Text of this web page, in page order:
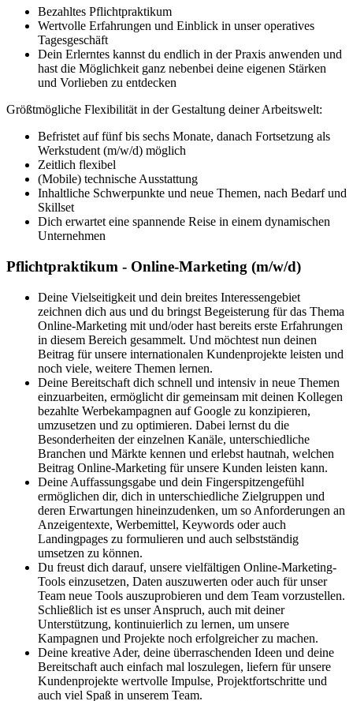
Bezahltes Pflichtpraktikum
Wertvolle Erfahrungen und Einblick in unser operatives
Tagesgeschäft
Dein Erlerntes kannst du endlich in der Praxis anwenden und
hast die Möglichkeit ganz nebenbei deine eigenen Stärken
und Vorlieben zu entdecken
Größtmögliche Flexibilität in der Gestaltung deiner Arbeitswelt:
Befristet auf fünf bis sechs Monate, danach Fortsetzung als
Werkstudent (m/w/d) möglich
Zeitlich flexibel
(Mobile) technische Ausstattung
Inhaltliche Schwerpunkte und neue Themen, nach Bedarf und
Skillset
Dich erwartet eine spannende Reise in einem dynamischen
Unternehmen
Pflichtpraktikum - Online-Marketing (m/w/d)
Deine Vielseitigkeit und dein breites Interessengebiet
zeichnen dich aus und du bringst Begeisterung für das Thema
Online-Marketing mit und/oder hast bereits erste Erfahrungen
in diesem Bereich gesammelt. Und möchtest nun deinen
Beitrag für unsere internationalen Kundenprojekte leisten und
noch viele, weitere Themen lernen.
Deine Bereitschaft dich schnell und intensiv in neue Themen
einzuarbeiten, ermöglicht dir gemeinsam mit deinen Kollegen
bezahlte Werbekampagnen auf Google zu konzipieren,
umzusetzen und zu optimieren. Dabei lernst du die
Besonderheiten der einzelnen Kanäle, unterschiedliche
Branchen und Märkte kennen und erlebst hautnah, welchen
Beitrag Online-Marketing für unsere Kunden leisten kann.
Deine Auffassungsgabe und dein Fingerspitzengefühl
ermöglichen dir, dich in unterschiedliche Zielgruppen und
deren Erwartungen hineinzudenken, um so Anforderungen an
Anzeigentexte, Werbemittel, Keywords oder auch
Landingpages zu formulieren und auch selbstständig
umsetzen zu können.
Du freust dich darauf, unsere vielfältigen Online-Marketing-
Tools einzusetzen, Daten auszuwerten oder auch für unser
Team neue Tools auszuprobieren und dem Team vorzustellen.
Schließlich ist es unser Anspruch, auch mit deiner
Unterstützung, kontinuierlich zu lernen, um unsere
Kampagnen und Projekte noch erfolgreicher zu machen.
Deine kreative Ader, deine überraschenden Ideen und deine
Bereitschaft auch einfach mal loszulegen, liefern für unsere
Kundenprojekte wertvolle Impulse, Projektfortschritte und
auch viel Spaß in unserem Team.